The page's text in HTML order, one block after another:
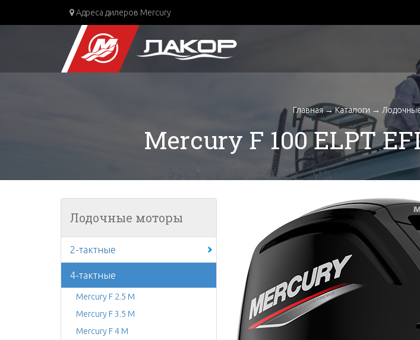
Адреса дилеров Mercury
Главная→Каталоги →
Mercury F 100 ELPT
Лодочные моторы
2-тактные
4-тактные
Mercury F 2.5 M
Mercury F 3.5 M
Mercury F 4 M